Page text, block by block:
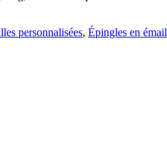
personnalisées, Épingles en émail